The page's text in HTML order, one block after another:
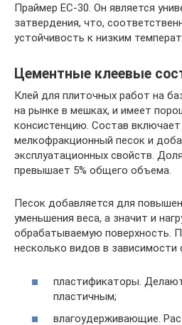
Праймер ЕС-30. Он является
затвердения, что,
устойчивость к низким
Цементные клеевые
Клей для плиточных работ на
на рынке в мешках, и имеет
консистенцию. Состав
мелкофракционный песок и
эксплуатационных свойств.
превышает 5% общего объема.
Песок добавляется для
уменьшения веса, а значит и
обрабатываемую поверхность.
несколько видов в зависимости
пластификаторы.
пластичным;
влагоудерживающие.